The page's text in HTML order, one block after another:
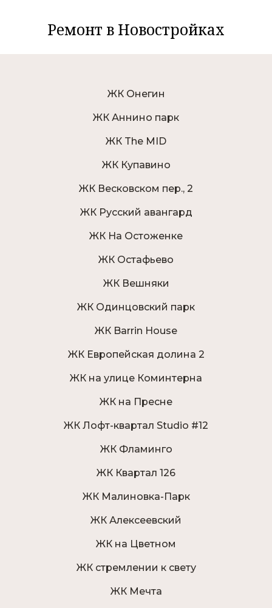
Ремонт в Новостройках
ЖК Онегин
ЖК Аннино парк
ЖК The MID
ЖК Купавино
ЖК Весковском пер., 2
ЖК Русский авангард
ЖК На Остоженке
ЖК Остафьево
ЖК Вешняки
ЖК Одинцовский парк
ЖК Barrin House
ЖК Европейская долина 2
ЖК на улице Коминтерна
ЖК на Пресне
ЖК Лофт-квартал Studio #12
ЖК Фламинго
ЖК Квартал 126
ЖК Малиновка-Парк
ЖК Алексеевский
ЖК на Цветном
ЖК стремлении к свету
ЖК Мечта